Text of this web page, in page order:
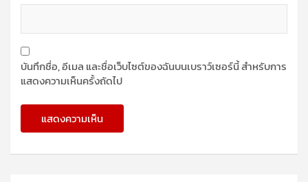
บันทึกชื่อ, อีเมล และชื่อเว็บไซต์ของฉันบนเบราว์เซอร์นี้ สำหรับการ
แสดงความเห็นครั้งถัดไป